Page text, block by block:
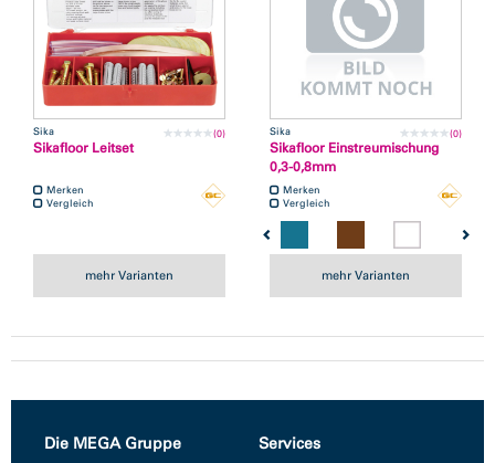
Sika (0)
Sikafloor Leitset
Merken
Vergleich
mehr Varianten
Sika (0)
Sikafloor Einstreumischung
0,3-0,8mm
Merken
Vergleich
mehr Varianten
Die MEGA Gruppe Services